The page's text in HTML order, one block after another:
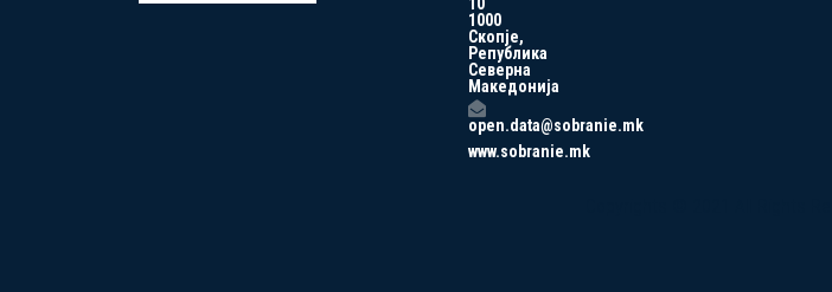
10
1000
Скопје,
Република
Северна
Македонија
open.data@sobranie.mk
www.sobranie.mk